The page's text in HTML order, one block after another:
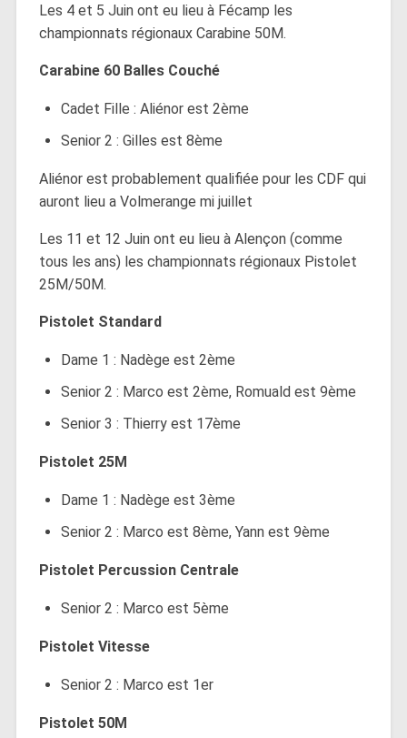
Les 4 et 5 Juin ont eu lieu à Fécamp les
championnats régionaux Carabine 50M.
Carabine 60 Balles Couché
Cadet Fille : Aliénor est 2ème
Senior 2 : Gilles est 8ème
Aliénor est probablement qualifiée pour les CDF qui
auront lieu a Volmerange mi juillet
Les 11 et 12 Juin ont eu lieu à Alençon (comme
tous les ans) les championnats régionaux Pistolet
25M/50M.
Pistolet Standard
Dame 1 : Nadège est 2ème
Senior 2 : Marco est 2ème, Romuald est 9ème
Senior 3 : Thierry est 17ème
Pistolet 25M
Dame 1 : Nadège est 3ème
Senior 2 : Marco est 8ème, Yann est 9ème
Pistolet Percussion Centrale
Senior 2 : Marco est 5ème
Pistolet Vitesse
Senior 2 : Marco est 1er
Pistolet 50M